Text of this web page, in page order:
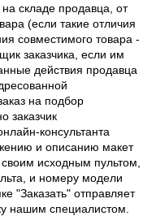
складе продавца, от
(если такие отличия
совместимого товара -
заказчика, если им
действия продавца
на подбор
заказчик
консультанта
и описанию макет
исходным пультом,
и номеру модели
"Заказать" отправляет
нашим специалистом.